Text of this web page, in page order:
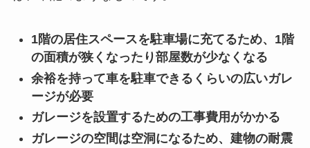
1階の居住スペースを駐車場に充てるため、1階
の面積が狭くなったり部屋数が少なくなる
余裕を持って車を駐車できるくらいの広いガレ
ージが必要
ガレージを設置するための工事費用がかかる
ガレージの空間は空洞になるため、建物の耐震